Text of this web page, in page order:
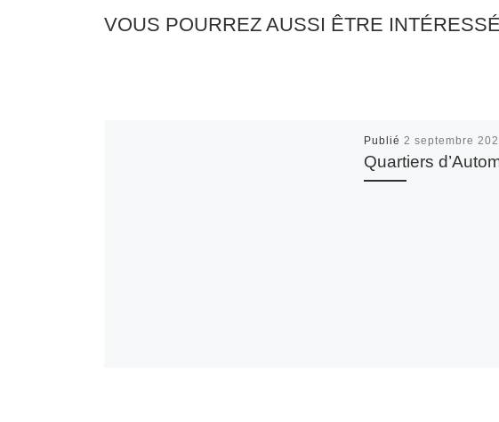
VOUS POURREZ AUSSI ÊTRE
Publié 2 septembre
Quartiers